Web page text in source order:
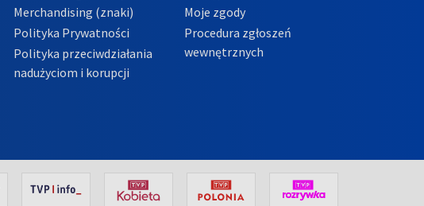
Merchandising (znaki)
Polityka Prywatności
Polityka przeciwdziałania
nadużyciom i korupcji
Moje zgody
Procedura zgłoszeń
wewnętrznych